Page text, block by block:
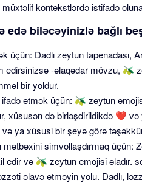
kontekstlərdə istifadə
edə biləcəyinizlə bağlı
üçün: Dadlı zeytun tapenadası,
edirsinizsə -əlaqədar mövzu, 🫒
bir yoldur.
ifadə etmək üçün: 🫒 zeytun
xüsusən də birləşdirildikdə ❤️
ya xüsusi bir şeyə görə
mətbəxini simvollaşdırmaq üçün:
edir və 🫒 zeytun emojisi əladır.
əlavə etməyin yolu. Dadlı,